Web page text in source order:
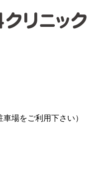
場をご利用下さい）